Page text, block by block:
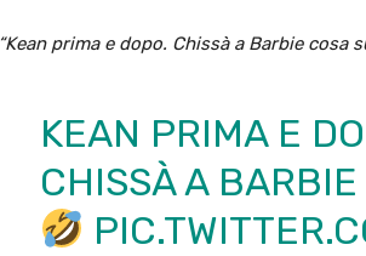
“Kean prima e dopo. Chissà a Barbie cosa
KEAN PRIMA E
CHISSÀ A